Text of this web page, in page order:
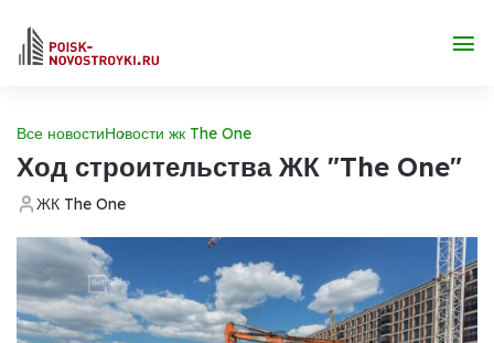
Все новостиНовости жк The One
Ход строительства ЖК "The One"
ЖК The One